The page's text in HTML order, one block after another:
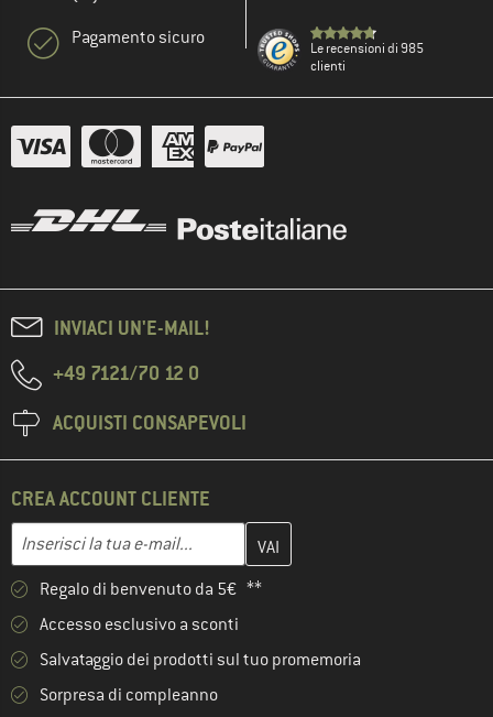
Pagamento sicuro
Le recensioni di 985
clienti
INVIACI UN'E-MAIL!
+49 7121/70 12 0
ACQUISTI CONSAPEVOLI
CREA ACCOUNT CLIENTE
Indirizzo e-mail
Inserisci qui il tuo indirizzo e-mail e crea il tuo account cliente
Regalo di benvenuto da 5€ **
Accesso esclusivo a sconti
Salvataggio dei prodotti sul tuo promemoria
Sorpresa di compleanno